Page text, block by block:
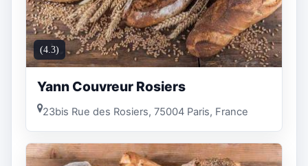
(4.3)
Yann Couvreur Rosiers
23bis Rue des Rosiers, 75004 Paris, France